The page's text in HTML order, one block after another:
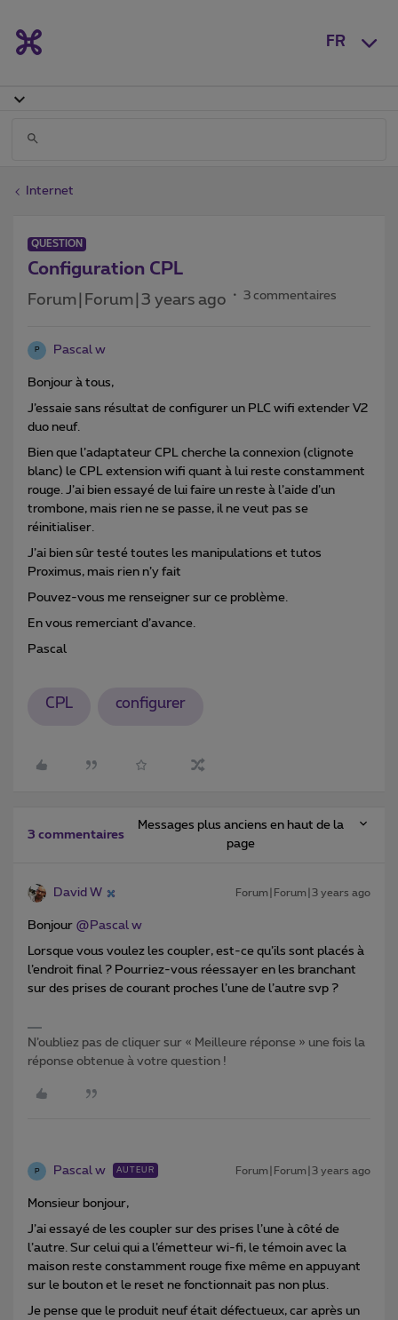
FR
Internet
QUESTION
Configuration CPL
Forum|Forum|3 years ago 3 commentaires
P Pascal w
Bonjour à tous,
J’essaie sans résultat de configurer un PLC wifi extender V2
duo neuf.
Bien que l’adaptateur CPL cherche la connexion (clignote
blanc) le CPL extension wifi quant à lui reste constamment
rouge. J’ai bien essayé de lui faire un reste à l’aide d’un
trombone, mais rien ne se passe, il ne veut pas se
réinitialiser.
J’ai bien sûr testé toutes les manipulations et tutos
Proximus, mais rien n’y fait
Pouvez-vous me renseigner sur ce problème.
En vous remerciant d’avance.
Pascal
CPL configurer
3 commentaires
Messages plus anciens en haut de la
page
David W Forum|Forum|3 years ago
Bonjour @Pascal w
Lorsque vous voulez les coupler, est-ce qu’ils sont placés à
l’endroit final ? Pourriez-vous réessayer en les branchant
sur des prises de courant proches l’une de l’autre svp ?
N’oubliez pas de cliquer sur « Meilleure réponse » une fois la
réponse obtenue à votre question !
P Pascal w AUTEUR Forum|Forum|3 years ago
Monsieur bonjour,
J’ai essayé de les coupler sur des prises l’une à côté de
l’autre. Sur celui qui a l’émetteur wi-fi, le témoin avec la
maison reste constamment rouge fixe même en appuyant
sur le bouton et le reset ne fonctionnait pas non plus.
Je pense que le produit neuf était défectueux, car après un